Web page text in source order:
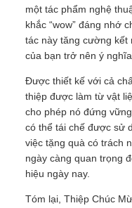
một tác phẩm nghệ
khắc “wow” đáng nhớ
tác này tăng cường kết
của bạn trở nên ý
Được thiết kế với cả
thiệp được làm từ vật
cho phép nó đứng
có thể tái chế được sử
việc tặng quà có trách
ngày càng quan trọng
hiệu ngày nay.
Tóm lại, Thiệp Chúc